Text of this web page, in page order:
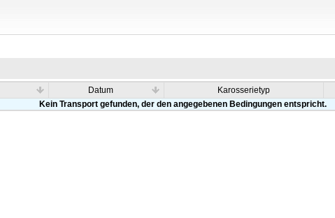
Datum Karosserietyp
Kein Transport gefunden, der den angegebenen Bedingungen entspricht.